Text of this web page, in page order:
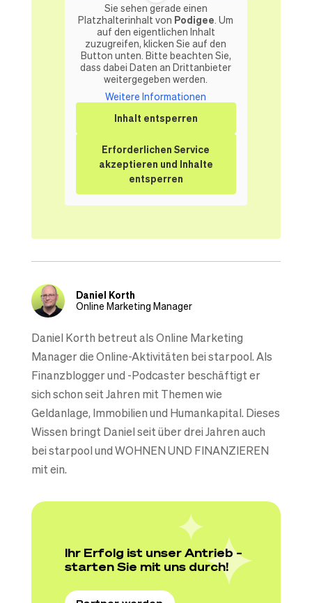
Sie sehen gerade einen
Platzhalterinhalt von Podigee. Um
auf den eigentlichen Inhalt
zuzugreifen, klicken Sie auf den
Button unten. Bitte beachten Sie,
dass dabei Daten an Drittanbieter
weitergegeben werden.
Weitere Informationen
Inhalt entsperren
Erforderlichen Service
akzeptieren und Inhalte
entsperren
Daniel Korth
Online Marketing Manager
Daniel Korth betreut als Online Marketing
Manager die Online-Aktivitäten bei starpool. Als
Finanzblogger und -Podcaster beschäftigt er
sich schon seit Jahren mit Themen wie
Geldanlage, Immobilien und Humankapital. Dieses
Wissen bringt Daniel seit über drei Jahren auch
bei starpool und WOHNEN UND FINANZIEREN
mit ein.
Ihr Erfolg ist unser Antrieb –
starten Sie mit uns durch!